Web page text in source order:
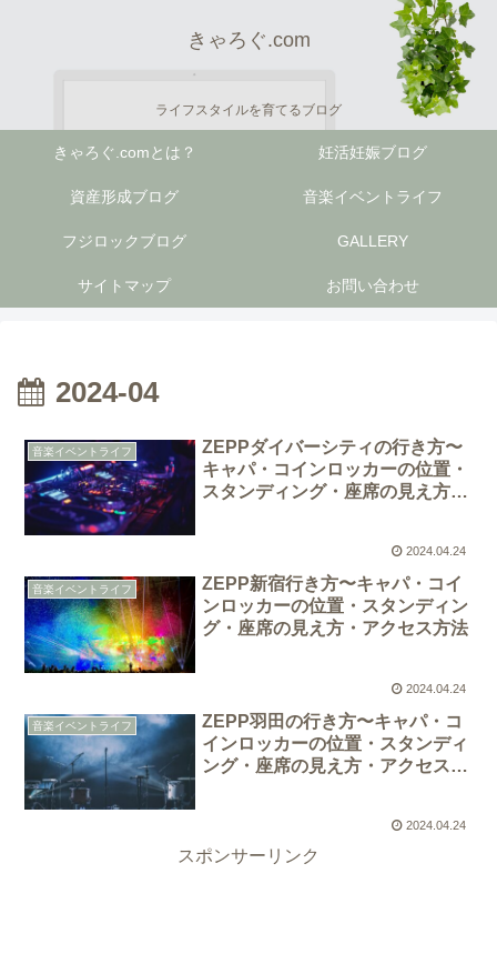
きゃろぐ.com
ライフスタイルを育てるブログ
きゃろぐ.comとは？ 妊活妊娠ブログ
資産形成ブログ 音楽イベントライフ
フジロックブログ GALLERY
サイトマップ お問い合わせ
2024-04
音楽イベントライフ
ZEPPダイバーシティの行き方〜
キャパ・コインロッカーの位置・
スタンディング・座席の見え方・
2024.04.24
音楽イベントライフ
ZEPP新宿行き方〜キャパ・コイ
ンロッカーの位置・スタンディン
グ・座席の見え方・アクセス方法
2024.04.24
音楽イベントライフ
ZEPP羽田の行き方〜キャパ・コ
インロッカーの位置・スタンディ
ング・座席の見え方・アクセス方
2024.04.24
スポンサーリンク